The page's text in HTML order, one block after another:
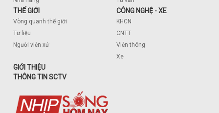
THẾ GIỚI
Vòng quanh thế giới
Tư liệu
Người viễn xứ
CÔNG NGHỆ - XE
KHCN
CNTT
Viễn thông
Xe
GIỚI THIỆU
THÔNG TIN SCTV